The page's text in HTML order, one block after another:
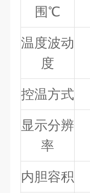
围℃
温度波动
度
控温方式
显示分辨
率
内胆容积